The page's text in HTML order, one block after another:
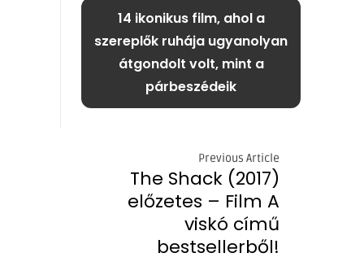
14 ikonikus film, ahol a
szereplők ruhája ugyanolyan
átgondolt volt, mint a
párbeszédeik
Previous Article
The Shack (2017)
előzetes – Film A
viskó című
bestsellerből!